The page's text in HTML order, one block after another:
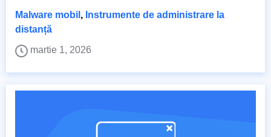
Malware mobil , Instrumente de administrare la
distanță
martie 1, 2026